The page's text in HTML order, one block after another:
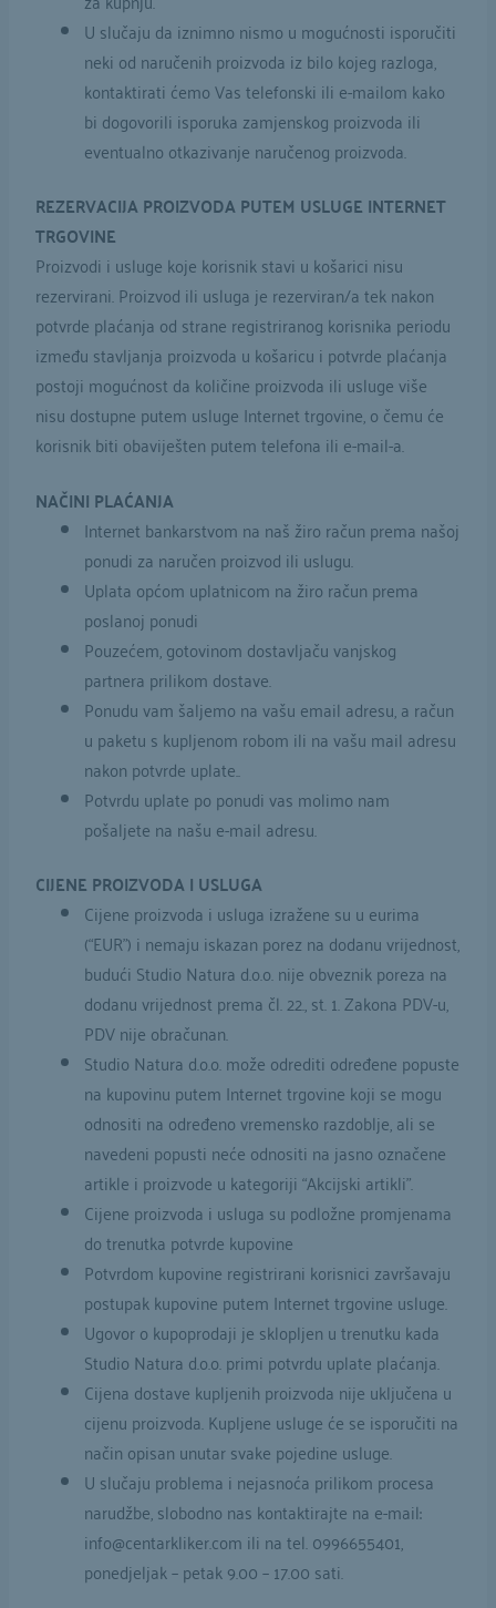
U slučaju da iznimno nismo u mogućnosti isporučiti
neki od naručenih proizvoda iz bilo kojeg razloga,
kontaktirati ćemo Vas telefonski ili e-mailom kako
bi dogovorili isporuka zamjenskog proizvoda ili
eventualno otkazivanje naručenog proizvoda.
REZERVACIJA PROIZVODA PUTEM USLUGE INTERNET
TRGOVINE
Proizvodi i usluge koje korisnik stavi u košarici nisu
rezervirani. Proizvod ili usluga je rezerviran/a tek nakon
potvrde plaćanja od strane registriranog korisnika periodu
između stavljanja proizvoda u košaricu i potvrde plaćanja
postoji mogućnost da količine proizvoda ili usluge više
nisu dostupne putem usluge Internet trgovine, o čemu će
korisnik biti obaviješten putem telefona ili e-mail-a.
NAČINI PLAĆANJA
Internet bankarstvom na naš žiro račun prema našoj
ponudi za naručen proizvod ili uslugu.
Uplata općom uplatnicom na žiro račun prema
poslanoj ponudi
Pouzećem, gotovinom dostavljaču vanjskog
partnera prilikom dostave.
Ponudu vam šaljemo na vašu email adresu, a račun
u paketu s kupljenom robom ili na vašu mail adresu
nakon potvrde uplate..
Potvrdu uplate po ponudi vas molimo nam
pošaljete na našu e-mail adresu.
CIJENE PROIZVODA I USLUGA
Cijene proizvoda i usluga izražene su u eurima
(“EUR”) i nemaju iskazan porez na dodanu vrijednost,
budući Studio Natura d.o.o. nije obveznik poreza na
dodanu vrijednost prema čl. 22., st. 1. Zakona PDV-u,
PDV nije obračunan.
Studio Natura d.o.o. može odrediti određene popuste
na kupovinu putem Internet trgovine koji se mogu
odnositi na određeno vremensko razdoblje, ali se
navedeni popusti neće odnositi na jasno označene
artikle i proizvode u kategoriji “Akcijski artikli”.
Cijene proizvoda i usluga su podložne promjenama
do trenutka potvrde kupovine
Potvrdom kupovine registrirani korisnici završavaju
postupak kupovine putem Internet trgovine usluge.
Ugovor o kupoprodaji je sklopljen u trenutku kada
Studio Natura d.o.o. primi potvrdu uplate plaćanja.
Cijena dostave kupljenih proizvoda nije uključena u
cijenu proizvoda. Kupljene usluge će se isporučiti na
način opisan unutar svake pojedine usluge.
U slučaju problema i nejasnoća prilikom procesa
narudžbe, slobodno nas kontaktirajte na e-mail:
info@centarkliker.com ili na tel. 0996655401,
ponedjeljak – petak 9.00 – 17.00 sati.